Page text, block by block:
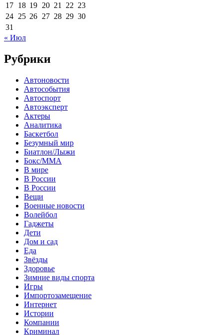
17 18 19 20 21 22 23
24 25 26 27 28 29 30
31
« Июл
Рубрики
Автоновости
Автособытия
Автоспорт
Автоэксперт
Актеры
Аналитика
Баскетбол
Безумный мир
Биатлон/Лыжи
Бокс/MMA
В мире
В России
В России
Вещи
Военные новости
Волейбол
Гаджеты
Дети
Дом и сад
Еда
Звёзды
Здоровье
Зимние виды спорта
Игры
Импортозамещение
Интернет
Истории
Компании
Криминал